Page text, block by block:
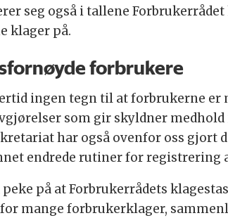
seg også i tallene
klager på.
forbrukere
ingen tegn til at forbrukerne
som gir skyldner
har også ovenfor oss
endrede rutiner for registrering
på at Forbrukerrådets
mange forbrukerklager,